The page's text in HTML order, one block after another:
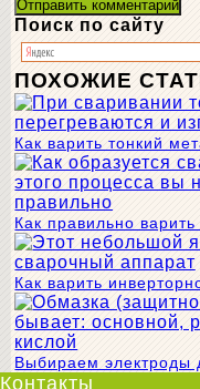
Поиск по сайту
ПОХОЖИЕ
Как варить тонкий
Как правильно варить
Как варить
Выбираем электроды
Контакты